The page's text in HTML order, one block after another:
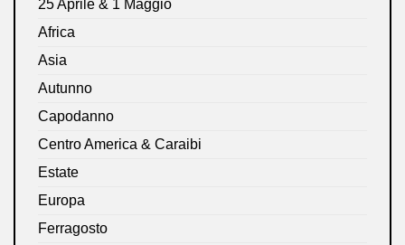
25 Aprile & 1 Maggio
Africa
Asia
Autunno
Capodanno
Centro America & Caraibi
Estate
Europa
Ferragosto